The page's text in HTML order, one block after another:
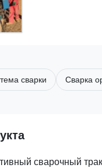
сварки Сварка
сварочный